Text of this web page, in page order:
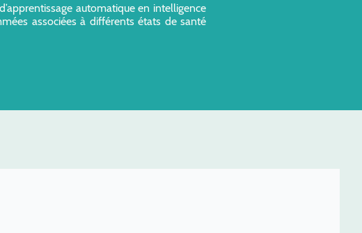
automatique en intelligence
associées à différents états de santé